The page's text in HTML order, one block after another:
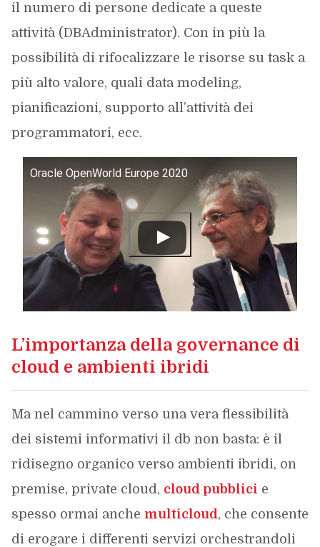
il numero di persone dedicate a queste
attività (DBAdministrator). Con in più la
possibilità di rifocalizzare le risorse su task a
più alto valore, quali data modeling,
pianificazioni, supporto all’attività dei
programmatori, ecc.
Oracle OpenWorld Europe 2020
L’importanza della governance di
cloud e ambienti ibridi
Ma nel cammino verso una vera flessibilità
dei sistemi informativi il db non basta: è il
ridisegno organico verso ambienti ibridi, on
premise, private cloud, cloud pubblici e
spesso ormai anche multicloud, che consente
di erogare i differenti servizi orchestrandoli